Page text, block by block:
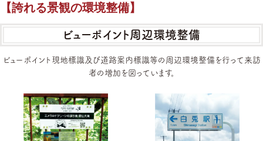
【誇れる景観の環境整備】
ビューポイント周辺環境整備
ビューポイント現地標識及び道路案内標識等の周辺環境整備を行って来訪
者の増加を図っています。